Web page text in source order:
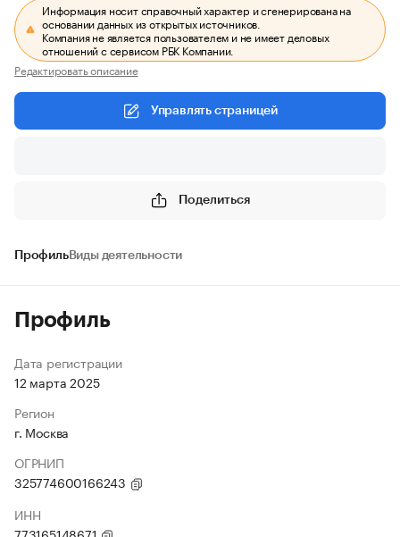
Информация носит справочный характер и сгенерирована на
основании данных из открытых источников.
Компания не является пользователем и не имеет деловых
отношений с сервисом РБК Компании.
Редактировать описание
Управлять страницей
Поделиться
ПрофильВиды деятельности
Профиль
Дата регистрации
12 марта 2025
Регион
г. Москва
ОГРНИП
325774600166243
ИНН